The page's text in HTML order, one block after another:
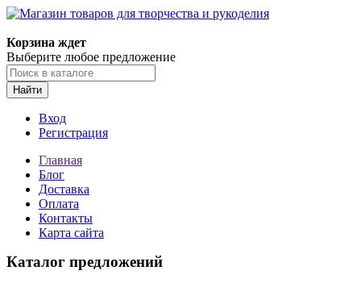
Корзина ждет
Выберите любое предложение
Найти
Вход
Регистрация
Главная
Блог
Доставка
Оплата
Контакты
Карта сайта
Каталог предложений